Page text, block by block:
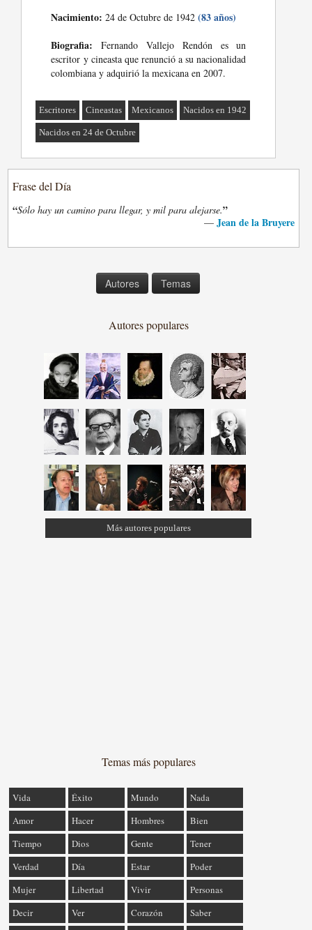
Nacimiento: 24 de Octubre de 1942(83 años)
Biografia: Fernando Vallejo Rendón es un
escritor y cineasta que renunció a su nacionalidad
colombiana y adquirió la mexicana en 2007.
Escritores Cineastas Mexicanos Nacidos en 1942
Nacidos en 24 de Octubre
Frase del Día
“Sólo hay un camino para llegar, y mil para alejarse.”
— Jean de la Bruyere
Autores Temas
Autores populares
Más autores populares
Temas más populares
Vida Éxito Mundo
Nada
Amor
Hacer Hombres
Bien
Tiempo
Dios Gente
Tener
Verdad
Día Estar
Poder
Mujer
Libertad Vivir
Personas
Decir
Ver Corazón
Saber